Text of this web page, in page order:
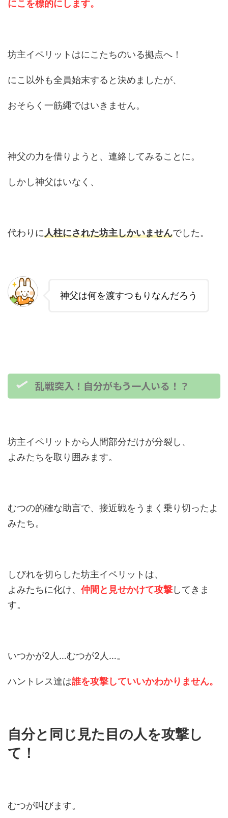
にこを標的にします。
坊主イペリットはにこたちのいる拠点へ！
にこ以外も全員始末すると決めましたが、
おそらく一筋縄ではいきません。
神父の力を借りようと、連絡してみることに。
しかし神父はいなく、
代わりに人柱にされた坊主しかいませんでした。
神父は何を渡すつもりなんだろう
乱戦突入！自分がもう一人いる！？
坊主イペリットから人間部分だけが分裂し、
よみたちを取り囲みます。
むつの的確な助言で、接近戦をうまく乗り切ったよ
みたち。
しびれを切らした坊主イペリットは、
よみたちに化け、 仲間と見せかけて攻撃してきま
す。
いつかが2人…むつが2人…。
ハントレス達は誰を攻撃していいかわかりません。
自分と同じ見た目の人を攻撃し
て！
むつが叫びます。